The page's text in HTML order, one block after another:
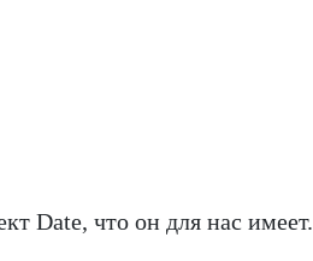
Date, что он для нас имеет.